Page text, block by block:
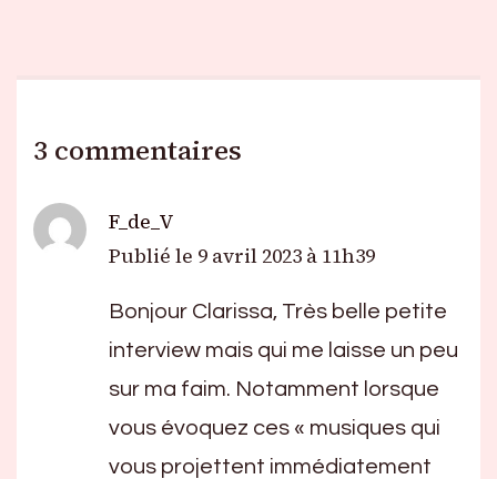
3 commentaires
F_de_V
Publié le 9 avril 2023 à 11h39
Bonjour Clarissa, Très belle petite
interview mais qui me laisse un peu
sur ma faim. Notamment lorsque
vous évoquez ces « musiques qui
vous projettent immédiatement